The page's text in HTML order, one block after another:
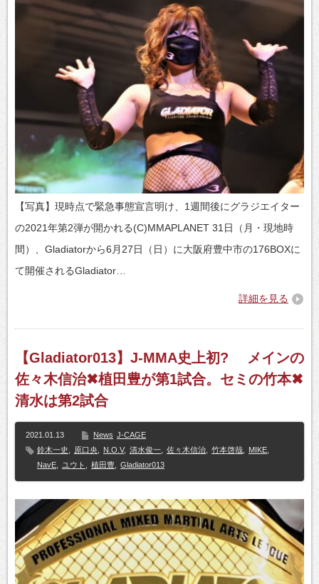
【写真】現時点で緊急事態宣言明け、1週間後にグラジエイター
の2021年第2弾が開かれる(C)MMAPLANET 31日（月・現地時
間）、Gladiatorから6月27日（日）に大阪府豊中市の176BOXに
て開催されるGladiator…
詳細を見る
【Gladiator013】J-MMA史上初? メインの
佐々木信治✖植田豊が第1試合。セミの竹本✖
清水は第2試合
2021.01.13 News J-CAGE
鈴木一史
原口央 N.O.V, 清水俊一 佐々木信治 竹本啓哉 MIKE
NavE
ユウト 植田豊 Gladiator013